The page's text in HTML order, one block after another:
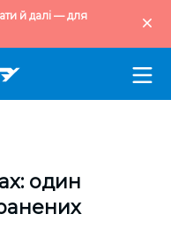
й далі — для
один